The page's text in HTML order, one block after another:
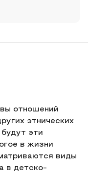
отношений
этнических
эти
в жизни
виды
в детско-